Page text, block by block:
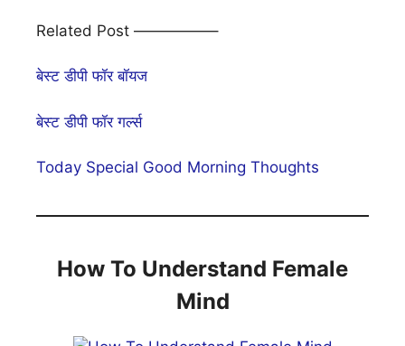
Related Post —————–
बेस्ट डीपी फॉर बॉयज
बेस्ट डीपी फॉर गर्ल्स
Today Special Good Morning Thoughts
How To Understand Female
Mind